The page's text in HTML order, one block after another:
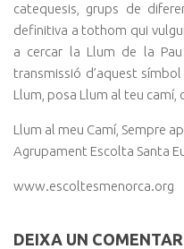
catequesis, grups de
definitiva a tothom qui
a cercar la Llum de la
transmissió d’aquest
Llum, posa Llum al teu camí,
Llum al meu Camí, Sempre
Agrupament Escolta Santa
www.escoltesmenorca.org
DEIXA UN